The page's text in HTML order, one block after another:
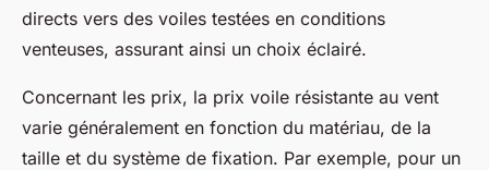
directs vers des voiles testées en conditions
venteuses, assurant ainsi un choix éclairé.
Concernant les prix, la prix voile résistante au vent
varie généralement en fonction du matériau, de la
taille et du système de fixation. Par exemple, pour un